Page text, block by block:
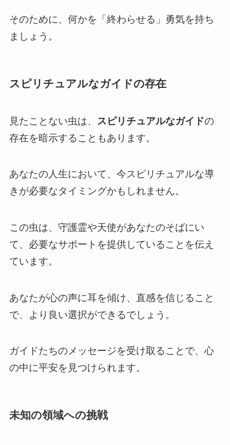
そのために、何かを「終わらせる」勇気を持ち
ましょう。
スピリチュアルなガイドの存在
見たことない虫は、 スピリチュアルなガイドの
存在を暗示することもあります。
あなたの人生において、今スピリチュアルな導
きが必要なタイミングかもしれません。
この虫は、守護霊や天使があなたのそばにい
て、必要なサポートを提供していることを伝え
ています。
あなたが心の声に耳を傾け、直感を信じること
で、より良い選択ができるでしょう。
ガイドたちのメッセージを受け取ることで、心
の中に平安を見つけられます。
未知の領域への挑戦